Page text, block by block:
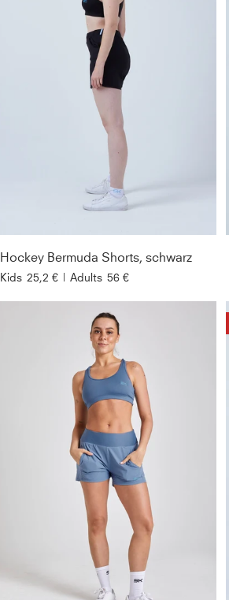
Hockey Bermuda Shorts, schwarz
Kids 25,2 € | Adults 56 €